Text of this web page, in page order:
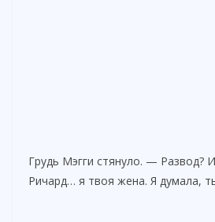
Грудь Мэгги стянуло. — Развод?
Ричард… я твоя жена. Я думала,